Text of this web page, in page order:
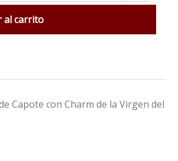
al carrito
Capote con Charm de la Virgen del